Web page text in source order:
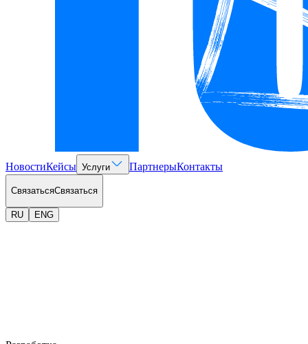
НовостиКейсы Услуги ПартнерыКонтакты
СвязатьсяСвязаться
RU ENG